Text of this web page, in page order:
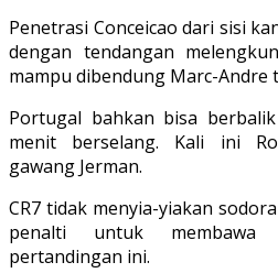
Penetrasi Conceicao dari sisi
dengan tendangan
mampu dibendung Marc-Andre
Portugal bahkan bisa
menit berselang. Kali ini
gawang Jerman.
CR7 tidak menyia-yiakan
penalti untuk
pertandingan ini.